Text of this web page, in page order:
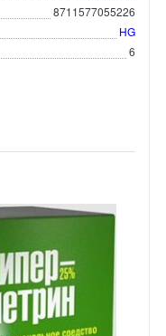
8711577055226
HG
6